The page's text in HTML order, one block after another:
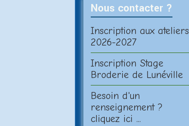
Nous contacter ?
Inscription aux ateliers
2026-2027
Inscription Stage
Broderie de Lunéville
Besoin d'un
renseignement ?
cliquez ici ...